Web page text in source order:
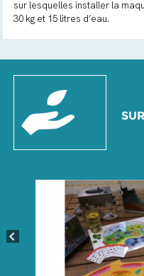
sur lesquelles installer la
30 kg et 15 litres d’eau.